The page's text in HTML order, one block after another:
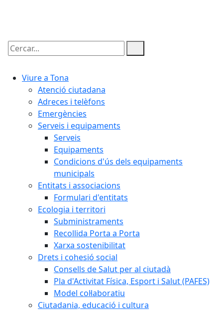
Cercar:
Viure a Tona
Atenció ciutadana
Adreces i telèfons
Emergències
Serveis i equipaments
Serveis
Equipaments
Condicions d'ús dels equipaments
municipals
Entitats i associacions
Formulari d'entitats
Ecologia i territori
Subministraments
Recollida Porta a Porta
Xarxa sostenibilitat
Drets i cohesió social
Consells de Salut per al ciutadà
Pla d'Activitat Física, Esport i Salut (PAFES)
Model col·laboratiu
Ciutadania, educació i cultura